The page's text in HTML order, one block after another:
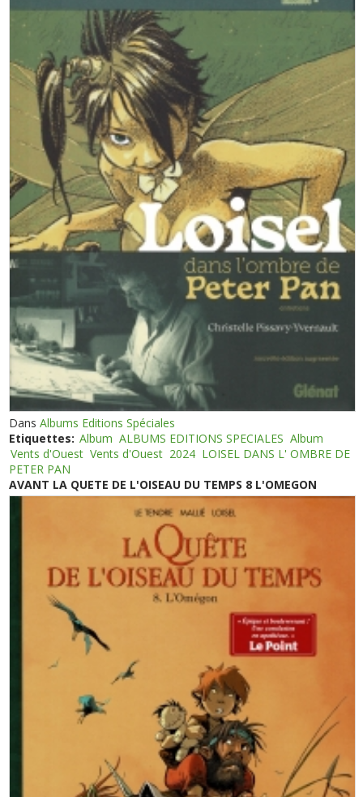
DansAlbums Editions Spéciales
Etiquettes: Album ALBUMS EDITIONS SPECIALES Album
Vents d'Ouest Vents d'Ouest 2024 LOISEL DANS L' OMBRE DE
PETER PAN
AVANT LA QUETE DE L'OISEAU DU TEMPS 8 L'OMEGON